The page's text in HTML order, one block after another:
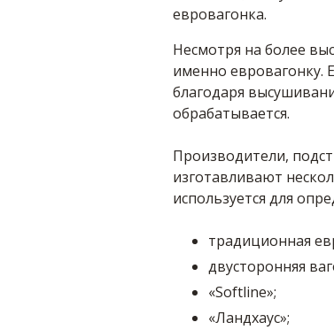
евровагонка.
Несмотря на более
именно евровагонку.
благодаря
обрабатывается.
Производители,
изготавливают
используется для
традиционная
двусторонняя
«Softline»;
«Ландхаус»;